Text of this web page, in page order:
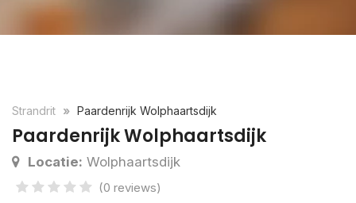
Strandrit Paardenrijk Wolphaartsdijk
Paardenrijk Wolphaartsdijk
Locatie: Wolphaartsdijk
(0 reviews)